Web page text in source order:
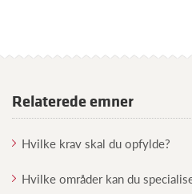
Relaterede emner
Hvilke krav skal du opfylde?
Hvilke områder kan du